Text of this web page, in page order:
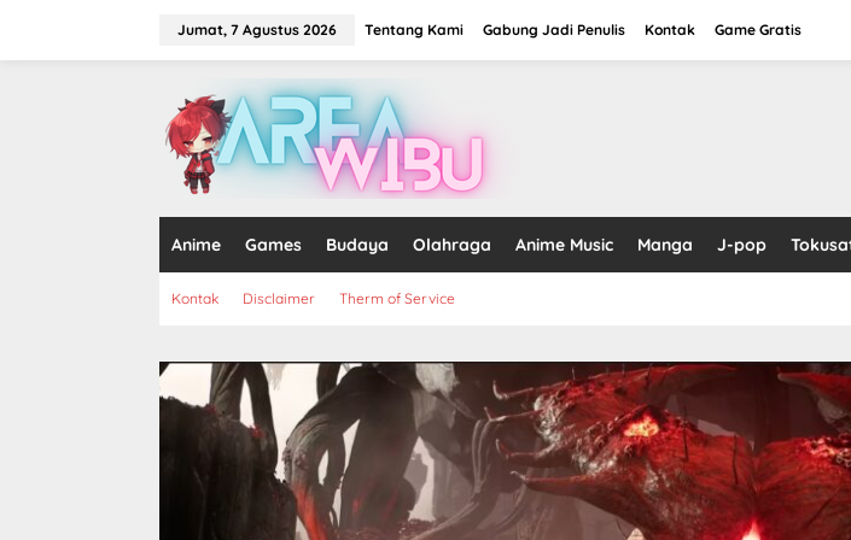
Jumat, 7 Agustus 2026 Tentang Kami Gabung Jadi Penulis Kontak Game Gratis
Anime Games Budaya Olahraga Anime Music Manga J-pop
Kontak Disclaimer Therm of Service